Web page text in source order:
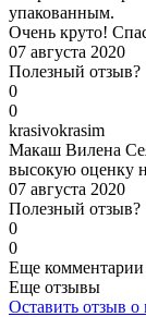
упакованным.
Очень круто!
07 августа 2020
Полезный отзыв?
0
0
krasivokrasim
Макаш Вилена
высокую оценку
07 августа 2020
Полезный отзыв?
0
0
Еще комментарии
Еще отзывы
Оставить отзыв о